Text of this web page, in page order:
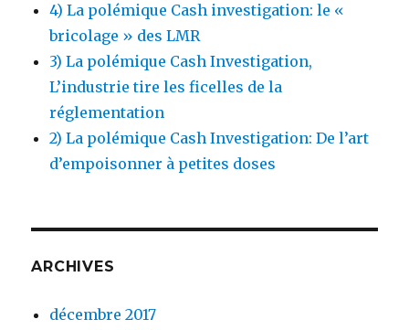
4) La polémique Cash investigation: le «
bricolage » des LMR
3) La polémique Cash Investigation,
L’industrie tire les ficelles de la
réglementation
2) La polémique Cash Investigation: De l’art
d’empoisonner à petites doses
ARCHIVES
décembre 2017